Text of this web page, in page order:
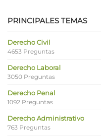
PRINCIPALES TEMAS
Derecho Civil
4653 Preguntas
Derecho Laboral
3050 Preguntas
Derecho Penal
1092 Preguntas
Derecho Administrativo
763 Preguntas